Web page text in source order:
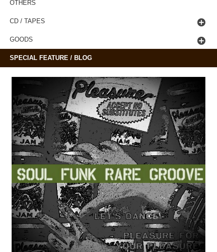
OTHERS
CD / TAPES
GOODS
SPECIAL FEATURE / BLOG